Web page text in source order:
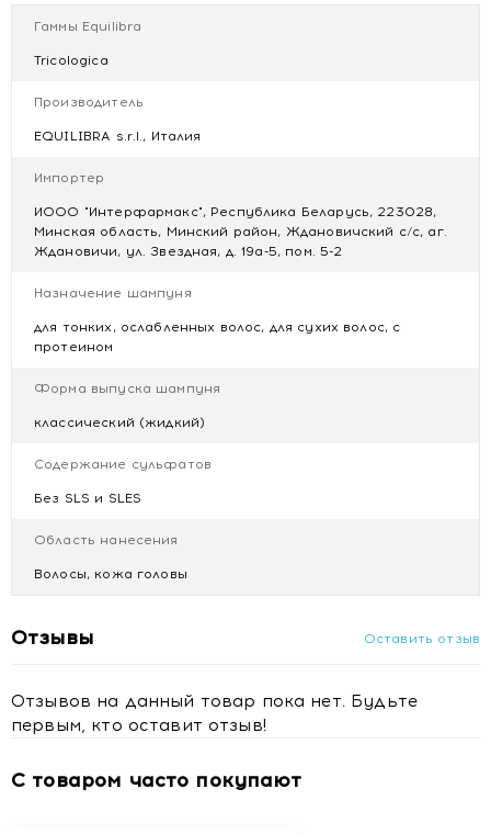
Argania Spinosa Kernel Oil, Linum Usitatissimum
(Linseed) Seed Oil, Hydrolized Wheat Protein, Guar
Leaf Extract, Coco-Glucoside, Glyceryl Oleate, Sodium
Levulinate, Sodium Phytate, Potassium Sorbate, Sodium
Parfum (Fragrance).
Купить EQUILIBRA АРГАНИЯ Шампунь защитный 250 мл
(новый дизайн)
(новый дизайн)
(новый дизайн)
Гаммы Equilibra
Tricologica
Производитель
EQUILIBRA s.r.l., Италия
Импортер
ИООО "Интерфармакс", Республика Беларусь, 223028,
Минская область, Минский район, Ждановичский с/с, аг.
Ждановичи, ул. Звездная, д. 19а-5, пом. 5-2
Назначение шампуня
для тонких, ослабленных волос, для сухих волос, с
протеином
Форма выпуска шампуня
классический (жидкий)
Содержание сульфатов
Без SLS и SLES
Область нанесения
Волосы, кожа головы
Отзывы Оставить отзыв
Отзывов на данный товар пока нет. Будьте
первым, кто оставит отзыв!
С товаром часто покупают